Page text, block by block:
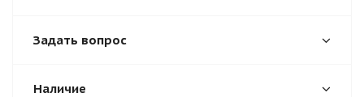
Задать вопрос
Наличие